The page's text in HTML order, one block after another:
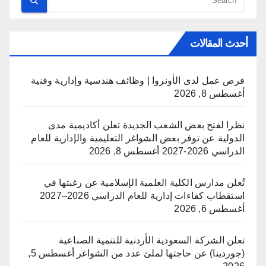
أحدث المقالات
فرص عمل لدى الأونروا | وظائف هندسية وإدارية وفنية
أغسطس 8, 2026
نظرا لفتح بعض الشعب الجديدة تعلن أكاديمية مدى
الدولية عن توفر بعض الشواغر التعليمية والإدارية للعام
الدراسي 2026-2027
أغسطس 8, 2026
تُعلن مدارس الكلية العلمية الإسلامية عن رغبتها في
استقطاب كفاءات إدارية للعام الدراسي 2026–2027
أغسطس 6, 2026
تعلن الشركة السعودية الأردنية للتنمية الصناعية
(جوردينا) عن حاجتها لملئ عدد من الشواغر
أغسطس 5,